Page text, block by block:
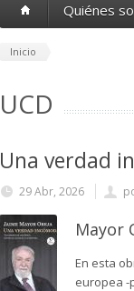
Quiénes
Inicio
UCD
Una verdad
29 Abr, 2026
Mayor
En esta
europea -